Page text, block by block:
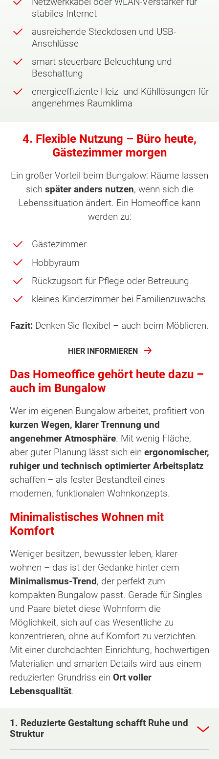
stabiles Internet
ausreichende Steckdosen und USB-
Anschlüsse
smart steuerbare Beleuchtung und
Beschattung
energieeffiziente Heiz- und Kühllösungen für
angenehmes Raumklima
4. Flexible Nutzung – Büro heute,
Gästezimmer morgen
Ein großer Vorteil beim Bungalow: Räume lassen
sich später anders nutzen, wenn sich die
Lebenssituation ändert. Ein Homeoffice kann
werden zu:
Gästezimmer
Hobbyraum
Rückzugsort für Pflege oder Betreuung
kleines Kinderzimmer bei Familienzuwachs
Fazit: Denken Sie flexibel – auch beim Möblieren.
HIER INFORMIEREN
Das Homeoffice gehört heute dazu –
auch im Bungalow
Wer im eigenen Bungalow arbeitet, profitiert von
kurzen Wegen, klarer Trennung und
angenehmer Atmosphäre. Mit wenig Fläche,
aber guter Planung lässt sich ein ergonomischer,
ruhiger und technisch optimierter Arbeitsplatz
schaffen – als fester Bestandteil eines
modernen, funktionalen Wohnkonzepts.
Minimalistisches Wohnen mit
Komfort
Weniger besitzen, bewusster leben, klarer
wohnen – das ist der Gedanke hinter dem
Minimalismus-Trend, der perfekt zum
kompakten Bungalow passt. Gerade für Singles
und Paare bietet diese Wohnform die
Möglichkeit, sich auf das Wesentliche zu
konzentrieren, ohne auf Komfort zu verzichten.
Mit einer durchdachten Einrichtung, hochwertigen
Materialien und smarten Details wird aus einem
reduzierten Grundriss ein Ort voller
Lebensqualität.
1. Reduzierte Gestaltung schafft Ruhe und
Struktur